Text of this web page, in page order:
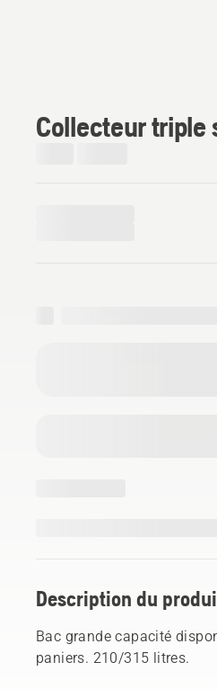
Collecteur triple
Description du
Bac grande capacité
paniers. 210/315 litres.